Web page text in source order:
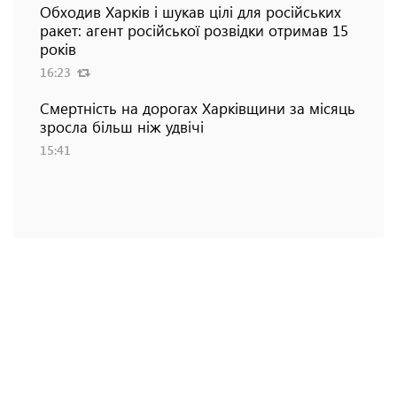
Обходив Харків і шукав цілі для російських
ракет: агент російської розвідки отримав 15
років
16:23
Смертність на дорогах Харківщини за місяць
зросла більш ніж удвічі
15:41